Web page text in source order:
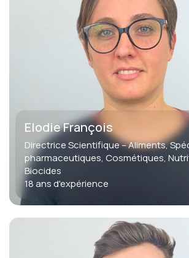
Elodie François
Directrice Scientifique – Aliments,
pharmaceutiques, Cosmétiques,
Biocides
18 ans d'expérience